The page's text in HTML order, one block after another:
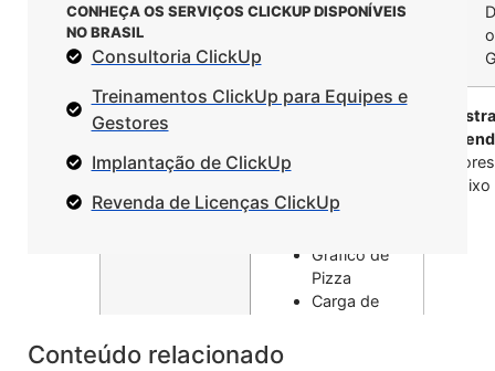
Gráfico de
Gráfico de
Pizza
Carga de
CONHEÇA OS SERVIÇOS CLICKUP DISPONÍVEIS
NO BRASIL
Consultoria ClickUp
Treinamentos ClickUp para Equipes e
Gestores
Implantação de ClickUp
Revenda de Licenças ClickUp
Conteúdo relacionado